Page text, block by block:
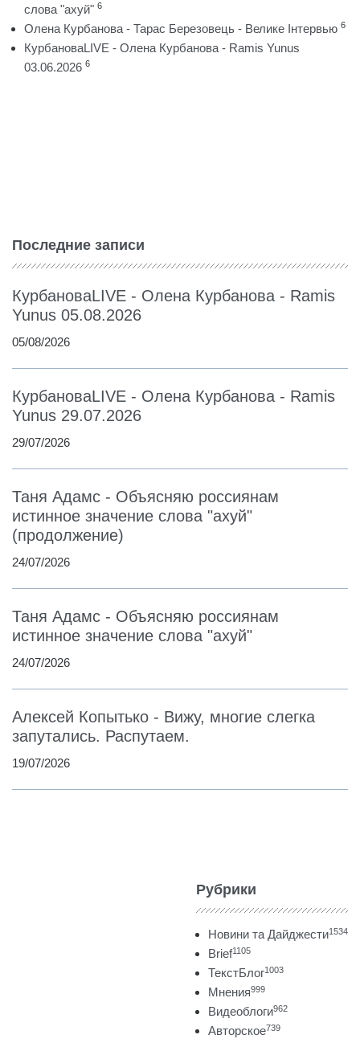
слова "ахуй" 6
Олена Курбанова - Тарас Березовець - Велике Інтервью 6
КурбановаLIVE - Олена Курбанова - Ramis Yunus
03.06.2026 6
Последние записи
КурбановаLIVE - Олена Курбанова - Ramis
Yunus 05.08.2026
05/08/2026
КурбановаLIVE - Олена Курбанова - Ramis
Yunus 29.07.2026
29/07/2026
Таня Адамс - Объясняю россиянам
истинное значение слова "ахуй"
(продолжение)
24/07/2026
Таня Адамс - Объясняю россиянам
истинное значение слова "ахуй"
24/07/2026
Алексей Копытько - Вижу, многие слегка
запутались. Распутаем.
19/07/2026
Рубрики
Новини та Дайджести1534
Brief1105
ТекстБлог1003
Мнения999
Видеоблоги962
Авторское739